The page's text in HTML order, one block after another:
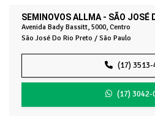
SEMINOVOS ALLMA - SÃO JOSÉ
Avenida Bady Bassitt, 5000, Centro
São José Do Rio Preto / São Paulo
(17) 3513-
(17) 3042-